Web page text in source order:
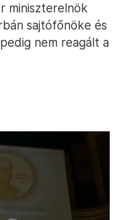
miniszterelnök
sajtófőnöke és
nem reagált a